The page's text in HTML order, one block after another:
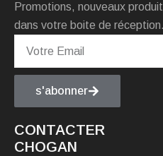
Promotions, nouveaux
dans votre boite de réception.
s'abonner
CONTACTER
CHOGAN